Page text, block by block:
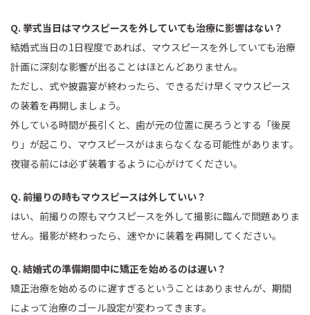
Q. 挙式当日はマウスピースを外していても治療に影響はない？
結婚式当日の1日程度であれば、マウスピースを外していても治療
計画に深刻な影響が出ることはほとんどありません。
ただし、式や披露宴が終わったら、できるだけ早くマウスピース
の装着を再開しましょう。
外している時間が長引くと、歯が元の位置に戻ろうとする「後戻
り」が起こり、マウスピースがはまらなくなる可能性があります。
夜寝る前には必ず装着するように心がけてください。
Q. 前撮りの時もマウスピースは外していい？
はい、前撮りの際もマウスピースを外して撮影に臨んで問題ありま
せん。撮影が終わったら、速やかに装着を再開してください。
Q. 結婚式の準備期間中に矯正を始めるのは遅い？
矯正治療を始めるのに遅すぎるということはありませんが、期間
によって治療のゴール設定が変わってきます。